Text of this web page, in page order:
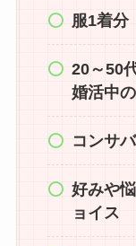
服1着分
20～50
婚活中
コンサ
好みや
ョイス